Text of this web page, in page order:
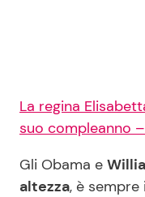
La regina
suo compleanno
Gli Obama e
altezza, è